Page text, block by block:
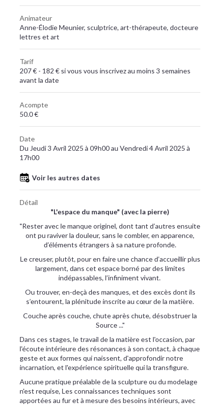
Animateur
Anne-Élodie Meunier, sculptrice, art-thérapeute, docteure
lettres et art
Tarif
207 € - 182 € si vous vous inscrivez au moins 3 semaines
avant la date
Acompte
50.0 €
Date
Du Jeudi 3 Avril 2025 à 09h00 au Vendredi 4 Avril 2025 à
17h00
Voir les autres dates
Détail
"L'espace du manque" (avec la pierre)
"Rester avec le manque originel, dont tant d’autres ensuite
ont pu raviver la douleur, sans le combler, en apparence,
d’éléments étrangers à sa nature profonde.
Le creuser, plutôt, pour en faire une chance d’accueillir plus
largement, dans cet espace borné par des limites
indépassables, l’infiniment vivant.
Ou trouver, en-deçà des manques, et des excès dont ils
s’entourent, la plénitude inscrite au cœur de la matière.
Couche après couche, chute après chute, désobstruer la
Source ..."
Dans ces stages, le travail de la matière est l'occasion, par
l'écoute intérieure des résonances à son contact, à chaque
geste et aux formes qui naissent, d'approfondir notre
incarnation, et l'expérience spirituelle qui la transfigure.
Aucune pratique préalable de la sculpture ou du modelage
n'est requise, Les connaissances techniques sont
apportées au fur et à mesure des besoins intérieurs, avec